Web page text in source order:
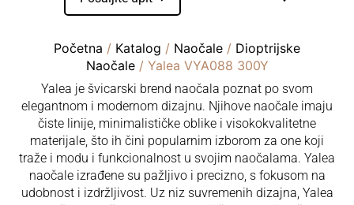
Početna / Katalog / Naočale / Dioptrijske
Naočale/ Yalea VYA088 300Y
Yalea je švicarski brend naočala poznat po svom
elegantnom i modernom dizajnu. Njihove naočale imaju
čiste linije, minimalističke oblike i visokokvalitetne
materijale, što ih čini popularnim izborom za one koji
traže i modu i funkcionalnost u svojim naočalama. Yalea
naočale izrađene su pažljivo i precizno, s fokusom na
udobnost i izdržljivost. Uz niz suvremenih dizajna, Yalea